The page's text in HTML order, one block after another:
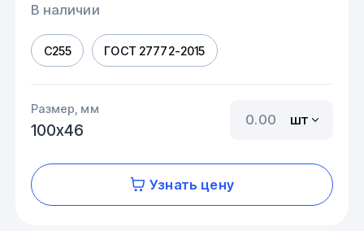
В наличии
С255 ГОСТ 27772-2015
Размер, мм
100х46
шт
Узнать цену